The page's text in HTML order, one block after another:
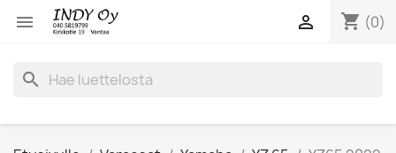
 shopping_cart (0)

search